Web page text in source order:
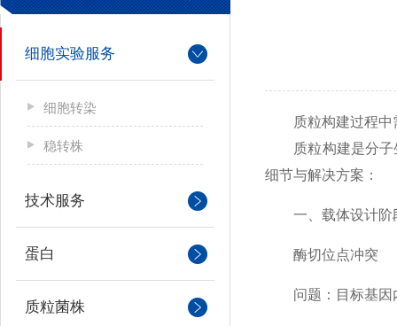
细胞实验服务
细胞转染
稳转株
技术服务
蛋白
质粒菌株
质粒构建过程中
质粒构建是分子生
细节与解决方案：
一、载体设计阶
酶切位点冲突
问题：目标基因内